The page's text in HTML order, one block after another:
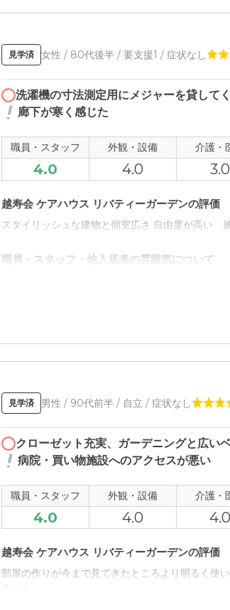
自立した方に特化しているのがケアハウスであり
うなるのかを説明してくださり、分かり易かった
近隣環境や交通アクセスについて
東川口駅から徒歩で30分弱、車なら10数分で着
遠くなかったです。
料金費用について
説明もわかりやすく、親身にもなってくれそうな
きました。相場通りかと思います。
見学済 女性 / 80代後半 / 要支援1 / 症状なし
洗濯機の寸法測定用にメジャーを貸して
廊下が寒く感じた
職員・スタッフ 外観・設備 介護・
4.0 4.0 3.0
越寿会 ケアハウス リバティーガーデンの評価
スタイリッシュな建物と個室広さ 自由度が高
職員・スタッフ・他入居者の雰囲気について
月一往診があるとのこと。今は、持病はないので
した。
近隣環境や交通アクセスについて
自立型住まいなのに、徒歩圏に殆ど何もなく ト
料金費用について
第一希望の施設より高い。第二希望として見学に
は思う。
見学済 男性 / 90代前半 / 自立 / 症状なし
クローゼット充実、ガーデニングと広い
病院・買い物施設へのアクセスが悪い
職員・スタッフ 外観・設備 介護・
4.0 4.0 4.0
越寿会 ケアハウス リバティーガーデンの評価
部屋の作りが今まで見てきたところより明るく使